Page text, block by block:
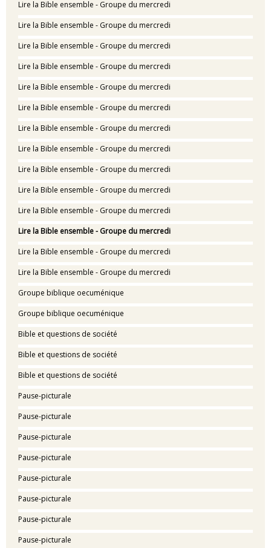
Lire la Bible ensemble - Groupe du mercredi
Lire la Bible ensemble - Groupe du mercredi
Lire la Bible ensemble - Groupe du mercredi
Lire la Bible ensemble - Groupe du mercredi
Lire la Bible ensemble - Groupe du mercredi
Lire la Bible ensemble - Groupe du mercredi
Lire la Bible ensemble - Groupe du mercredi
Lire la Bible ensemble - Groupe du mercredi
Lire la Bible ensemble - Groupe du mercredi
Lire la Bible ensemble - Groupe du mercredi
Lire la Bible ensemble - Groupe du mercredi
Lire la Bible ensemble - Groupe du mercredi
Lire la Bible ensemble - Groupe du mercredi
Lire la Bible ensemble - Groupe du mercredi
Groupe biblique oecuménique
Groupe biblique oecuménique
Bible et questions de société
Bible et questions de société
Bible et questions de société
Pause-picturale
Pause-picturale
Pause-picturale
Pause-picturale
Pause-picturale
Pause-picturale
Pause-picturale
Pause-picturale